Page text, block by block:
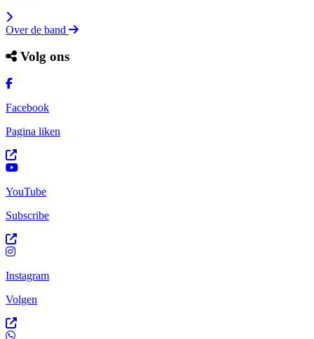
Over de band
Volg ons
Facebook
Pagina liken
YouTube
Subscribe
Instagram
Volgen